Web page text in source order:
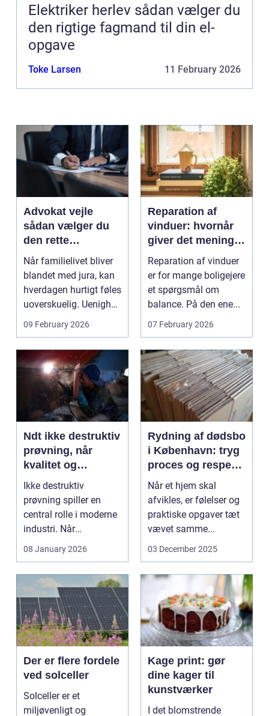
Elektriker herlev sådan vælger du
den rigtige fagmand til din el-
opgave
Toke Larsen 11 February 2026
Advokat vejle
sådan vælger du
den rette
familieretsadvokat
Når familielivet bliver
blandet med jura, kan
hverdagen hurtigt føles
uoverskuelig. Uenighed
om børn...
09 February 2026
Reparation af
vinduer: hvornår
giver det mening,
og hvad skal du
vælge?
Reparation af vinduer
er for mange boligejere
et spørgsmål om
balance. På den ene...
07 February 2026
Ndt ikke destruktiv
prøvning, når
kvalitet og
sikkerhed er
afgørende
Ikke destruktiv
prøvning spiller en
central rolle i moderne
industri. Når
svejsninger,
trykbærende u...
08 January 2026
Rydning af dødsbo
i København: tryg
proces og respekt
for boet
Når et hjem skal
afvikles, er følelser og
praktiske opgaver tæt
vævet samme...
03 December 2025
Der er flere fordele
ved solceller
Solceller er et
miljøvenligt og
Kage print: gør
dine kager til
kunstværker
I det blomstrende